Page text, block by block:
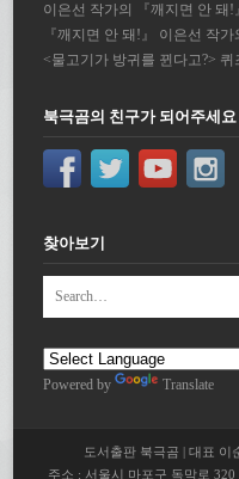
이은선 작가의 『깨지면 안 돼!
『깨지면 안 돼!』 이은선 작
<물고기가 방귀를 뀐다고?> 퀴
북극곰의 친구가 되어주세요
찾아보기
Powered by Translate
도서출판 북극곰 | 대표 이
주소 : 서울시 마포구 독막로